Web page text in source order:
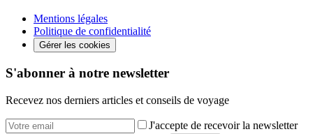
Mentions légales
Politique de confidentialité
Gérer les cookies
S'abonner à notre newsletter
Recevez nos derniers articles et conseils de voyage
J'accepte de recevoir la newsletter